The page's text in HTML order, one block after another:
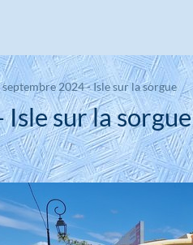
septembre 2024 - Isle sur la sorgue
sur la sorgue